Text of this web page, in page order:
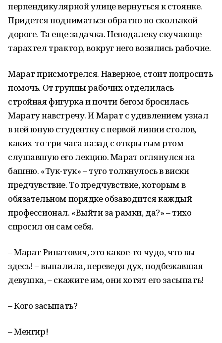
перпендикулярной улице вернуться к стоянке.
Придется подниматься обратно по скользкой
дороге. Та еще задачка. Неподалеку скучающе
тарахтел трактор, вокруг него возились рабочие.
Марат присмотрелся. Наверное, стоит попросить
помочь. От группы рабочих отделилась
стройная фигурка и почти бегом бросилась
Марату навстречу. И Марат с удивлением узнал
в ней юную студентку с первой линии столов,
каких-то три часа назад с открытым ртом
слушавшую его лекцию. Марат оглянулся на
башню. «Тук-тук» – туго толкнулось в виски
предчувствие. То предчувствие, которым в
обязательном порядке обзаводится каждый
профессионал. «Выйти за рамки, да?» – тихо
спросил он сам себя.
– Марат Ринатович, это какое-то чудо, что вы
здесь! – выпалила, переведя дух, подбежавшая
девушка, – скажите им, они хотят его засыпать!
– Кого засыпать?
– Менгир!